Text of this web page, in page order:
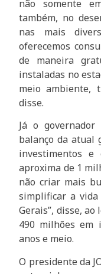
não somente
também, no
nas mais
oferecemos
de maneira
instaladas no
meio ambiente,
disse.
Já o
balanço da atual
investimentos e
aproxima de 1
não criar mais
simplificar a vida
Gerais”, disse, ao
490 milhões em
anos e meio.
O presidente da